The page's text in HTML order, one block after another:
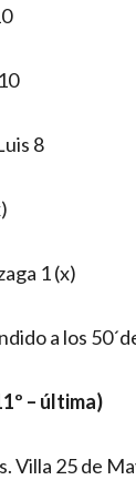
8
1 (x)
a los
– última)
Villa 25 de